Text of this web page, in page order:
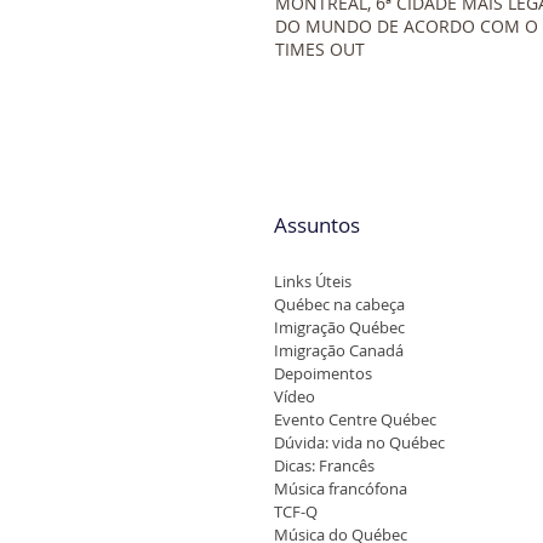
DO MUNDO DE ACORDO COM O
TIMES OUT
Assuntos
Links Úteis
Québec na cabeça
Imigração Québec
Imigração Canadá
Depoimentos
Vídeo
Evento Centre Québec
Dúvida: vida no Québec
Dicas: Francês
Música francófona
TCF-Q
Música do Québec